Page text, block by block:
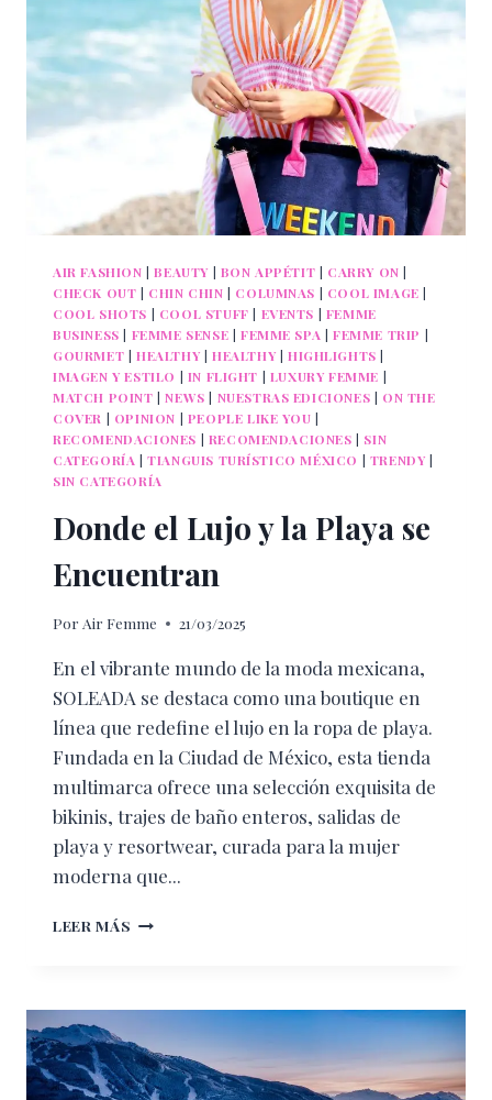
EXPLORAR
ESTADOS
UNIDOS
AIR FASHION |BEAUTY | BON APPÉTIT | CARRY ON |
CHECK OUT | CHIN CHIN | COLUMNAS | COOL IMAGE |
COOL SHOTS | COOL STUFF | EVENTS | FEMME
BUSINESS | FEMME SENSE | FEMME SPA |FEMME TRIP |
GOURMET | HEALTHY | HEALTHY | HIGHLIGHTS |
IMAGEN Y ESTILO | IN FLIGHT | LUXURY FEMME |
MATCH POINT |NEWS | NUESTRAS EDICIONES | ON THE
COVER | OPINION | PEOPLE LIKE YOU |
RECOMENDACIONES | RECOMENDACIONES | SIN
CATEGORÍA |TIANGUIS TURÍSTICO MÉXICO | TRENDY |
SIN CATEGORÍA
Donde el Lujo y la Playa se
Encuentran
Por Air Femme 21/03/2025
En el vibrante mundo de la moda mexicana,
SOLEADA se destaca como una boutique en
línea que redefine el lujo en la ropa de playa.
Fundada en la Ciudad de México, esta tienda
multimarca ofrece una selección exquisita de
bikinis, trajes de baño enteros, salidas de
playa y resortwear, curada para la mujer
moderna que...
LEER MÁS DONDE
LA
PLAYA
SE
ENCUENTRAN